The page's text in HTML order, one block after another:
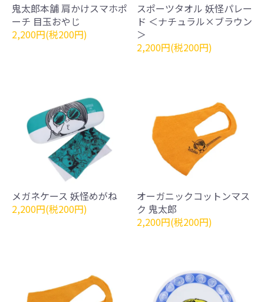
鬼太郎本舗 肩かけスマホポ
ーチ 目玉おやじ
2,200円(税200円)
スポーツタオル 妖怪パレー
ド ＜ナチュラル×ブラウン
＞
2,200円(税200円)
メガネケース 妖怪めがね
2,200円(税200円)
オーガニックコットンマス
ク 鬼太郎
2,200円(税200円)